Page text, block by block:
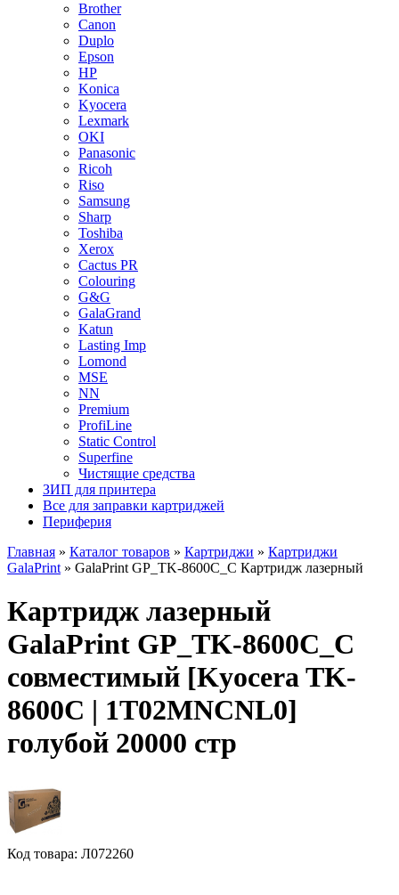
Brother
Canon
Duplo
Epson
HP
Konica
Kyocera
Lexmark
OKI
Panasonic
Ricoh
Riso
Samsung
Sharp
Toshiba
Xerox
Cactus PR
Colouring
G&G
GalaGrand
Katun
Lasting Imp
Lomond
MSE
NN
Premium
ProfiLine
Static Control
Superfine
Чистящие средства
ЗИП для принтера
Все для заправки картриджей
Периферия
Главная » Каталог товаров » Картриджи » Картриджи
GalaPrint » GalaPrint GP_TK-8600С_C Картридж лазерный
Картридж лазерный
GalaPrint GP_TK-8600С_C
совместимый [Kyocera TK-
8600C | 1T02MNCNL0]
голубой 20000 стр
Код товара: Л072260